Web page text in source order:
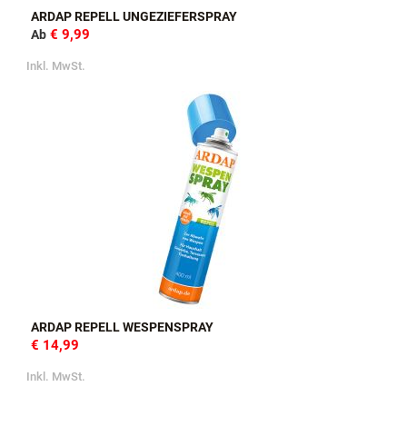
ARDAP REPELL UNGEZIEFERSPRAY
Ab € 9,99
Inkl. MwSt.
ARDAP REPELL WESPENSPRAY
€ 14,99
Inkl. MwSt.